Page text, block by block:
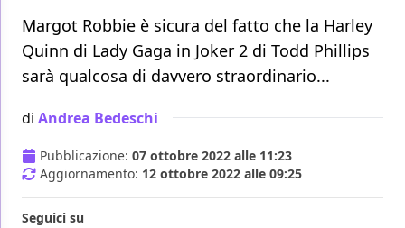
Margot Robbie è sicura del fatto che la Harley
Quinn di Lady Gaga in Joker 2 di Todd Phillips
sarà qualcosa di davvero straordinario...
di Andrea Bedeschi
Pubblicazione: 07 ottobre 2022 alle 11:23
Aggiornamento: 12 ottobre 2022 alle 09:25
Seguici su